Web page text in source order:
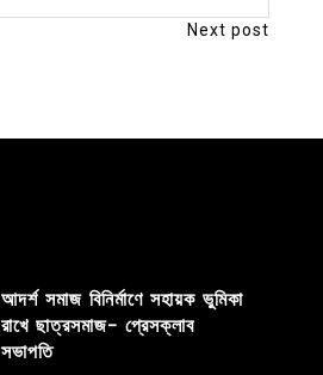
Next post
আদর্শ সমাজ বিনির্মাণে সহায়ক ভুমিকা
রাখে ছাত্রসমাজ- প্রেসক্লাব
সভাপতি